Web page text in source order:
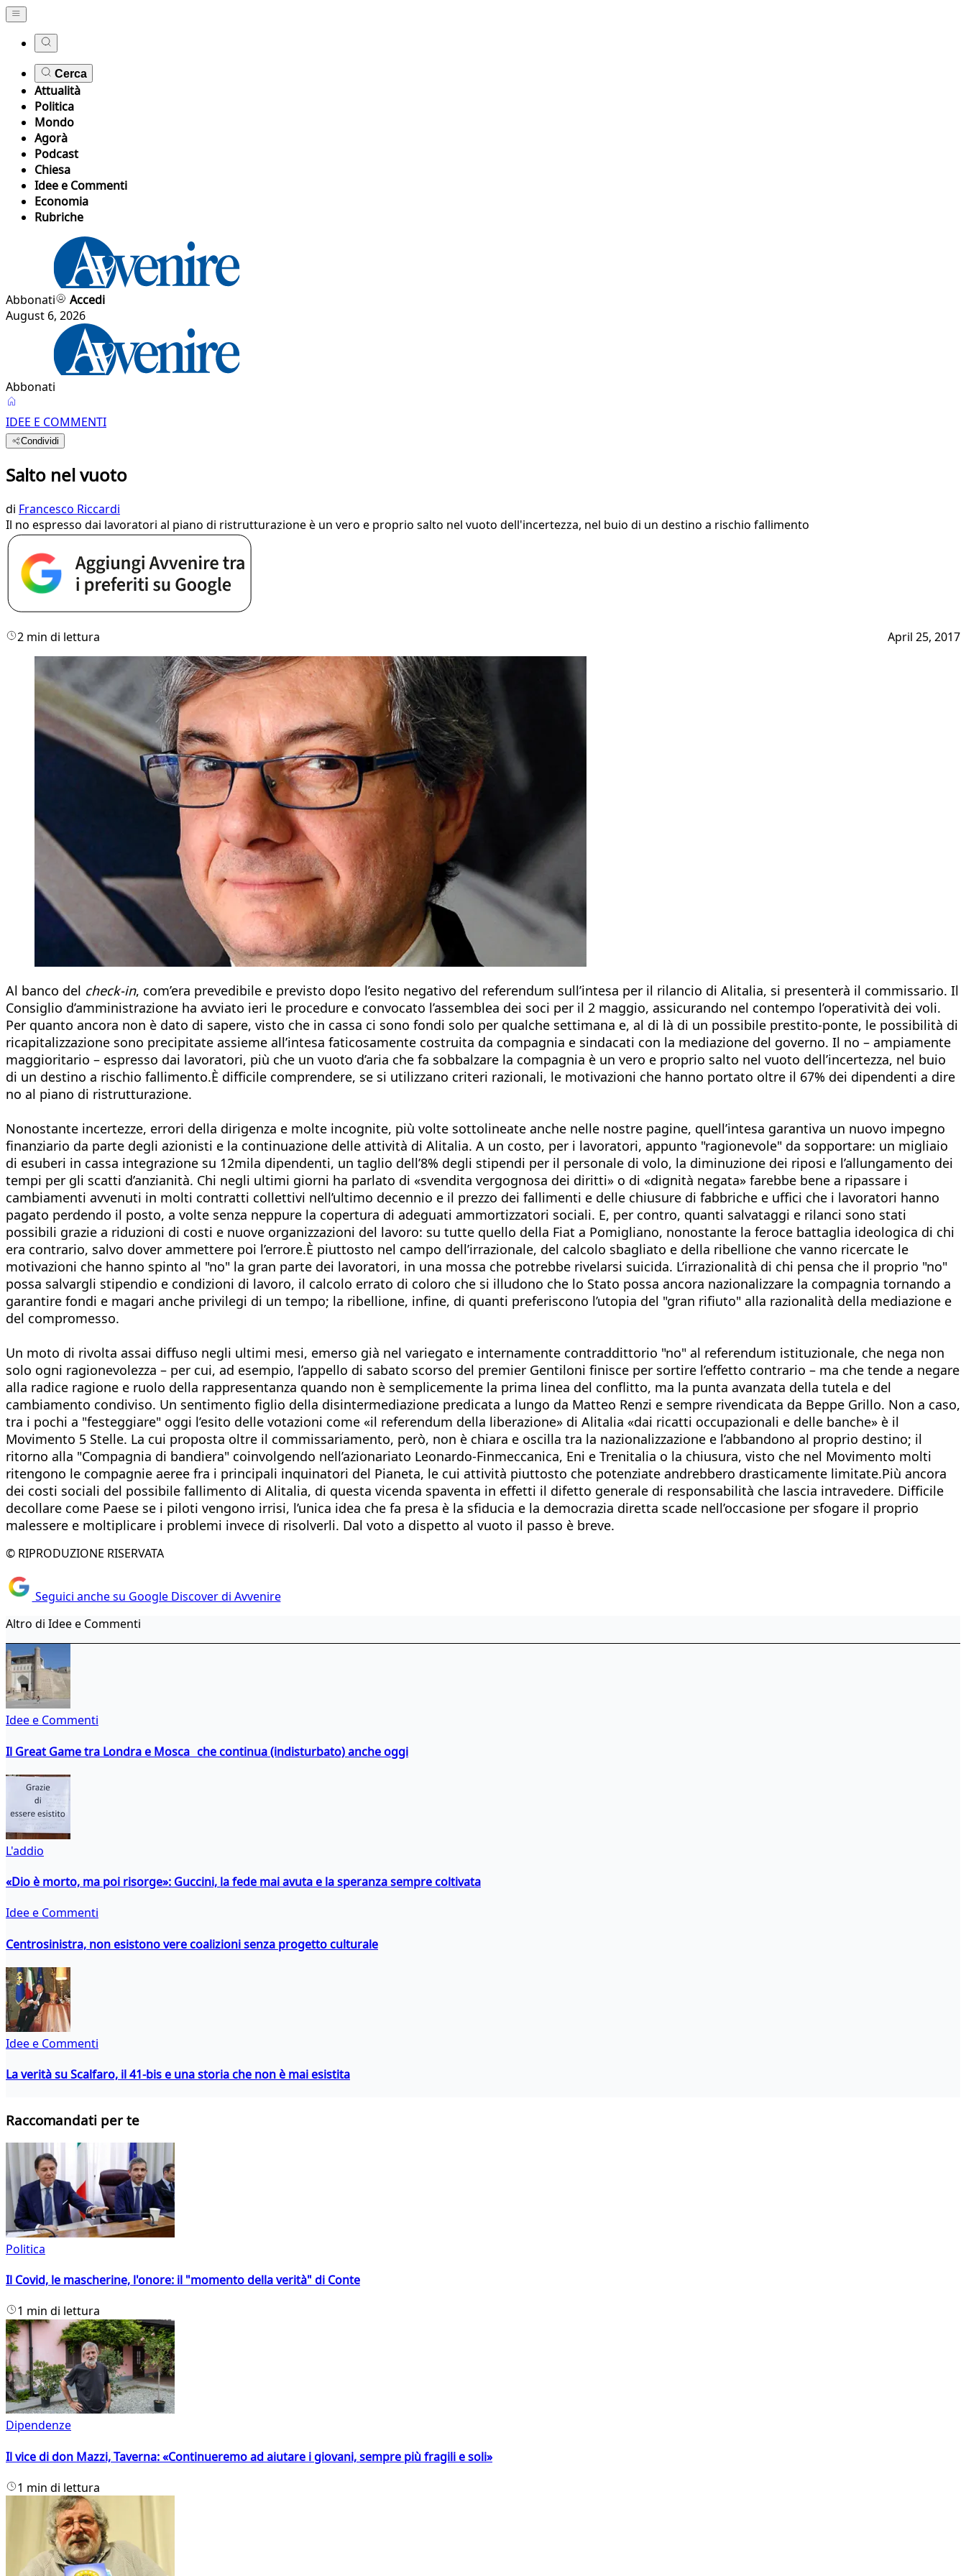
Cerca
Attualità
Politica
Mondo
Agorà
Podcast
Chiesa
Idee e Commenti
Economia
Rubriche
Abbonati
Accedi
August 6, 2026
Abbonati
IDEE E COMMENTI
Condividi
Salto nel vuoto
di Francesco Riccardi
Il no espresso dai lavoratori al piano di ristrutturazione è un vero e proprio salto nel vuoto dell'incertezza, nel buio di un destino a rischio fallimento
2 min di lettura April 25, 2017
Al banco del check-in, com’era prevedibile e previsto dopo l’esito negativo del referendum sull’intesa per il rilancio di Alitalia, si presenterà il commissario. Il
Consiglio d’amministrazione ha avviato ieri le procedure e convocato l’assemblea dei soci per il 2 maggio, assicurando nel contempo l’operatività dei voli.
Per quanto ancora non è dato di sapere, visto che in cassa ci sono fondi solo per qualche settimana e, al di là di un possibile prestito-ponte, le possibilità di
ricapitalizzazione sono precipitate assieme all’intesa faticosamente costruita da compagnia e sindacati con la mediazione del governo. Il no – ampiamente
maggioritario – espresso dai lavoratori, più che un vuoto d’aria che fa sobbalzare la compagnia è un vero e proprio salto nel vuoto dell’incertezza, nel buio
di un destino a rischio fallimento.È difficile comprendere, se si utilizzano criteri razionali, le motivazioni che hanno portato oltre il 67% dei dipendenti a dire
no al piano di ristrutturazione.
Nonostante incertezze, errori della dirigenza e molte incognite, più volte sottolineate anche nelle nostre pagine, quell’intesa garantiva un nuovo impegno
finanziario da parte degli azionisti e la continuazione delle attività di Alitalia. A un costo, per i lavoratori, appunto "ragionevole" da sopportare: un migliaio
di esuberi in cassa integrazione su 12mila dipendenti, un taglio dell’8% degli stipendi per il personale di volo, la diminuzione dei riposi e l’allungamento dei
tempi per gli scatti d’anzianità. Chi negli ultimi giorni ha parlato di «svendita vergognosa dei diritti» o di «dignità negata» farebbe bene a ripassare i
cambiamenti avvenuti in molti contratti collettivi nell’ultimo decennio e il prezzo dei fallimenti e delle chiusure di fabbriche e uffici che i lavoratori hanno
pagato perdendo il posto, a volte senza neppure la copertura di adeguati ammortizzatori sociali. E, per contro, quanti salvataggi e rilanci sono stati
possibili grazie a riduzioni di costi e nuove organizzazioni del lavoro: su tutte quello della Fiat a Pomigliano, nonostante la feroce battaglia ideologica di chi
era contrario, salvo dover ammettere poi l’errore.È piuttosto nel campo dell’irrazionale, del calcolo sbagliato e della ribellione che vanno ricercate le
motivazioni che hanno spinto al "no" la gran parte dei lavoratori, in una mossa che potrebbe rivelarsi suicida. L’irrazionalità di chi pensa che il proprio "no"
possa salvargli stipendio e condizioni di lavoro, il calcolo errato di coloro che si illudono che lo Stato possa ancora nazionalizzare la compagnia tornando a
garantire fondi e magari anche privilegi di un tempo; la ribellione, infine, di quanti preferiscono l’utopia del "gran rifiuto" alla razionalità della mediazione e
del compromesso.
Un moto di rivolta assai diffuso negli ultimi mesi, emerso già nel variegato e internamente contraddittorio "no" al referendum istituzionale, che nega non
solo ogni ragionevolezza – per cui, ad esempio, l’appello di sabato scorso del premier Gentiloni finisce per sortire l’effetto contrario – ma che tende a negare
alla radice ragione e ruolo della rappresentanza quando non è semplicemente la prima linea del conflitto, ma la punta avanzata della tutela e del
cambiamento condiviso. Un sentimento figlio della disintermediazione predicata a lungo da Matteo Renzi e sempre rivendicata da Beppe Grillo. Non a caso,
tra i pochi a "festeggiare" oggi l’esito delle votazioni come «il referendum della liberazione» di Alitalia «dai ricatti occupazionali e delle banche» è il
Movimento 5 Stelle. La cui proposta oltre il commissariamento, però, non è chiara e oscilla tra la nazionalizzazione e l’abbandono al proprio destino; il
ritorno alla "Compagnia di bandiera" coinvolgendo nell’azionariato Leonardo-Finmeccanica, Eni e Trenitalia o la chiusura, visto che nel Movimento molti
ritengono le compagnie aeree fra i principali inquinatori del Pianeta, le cui attività piuttosto che potenziate andrebbero drasticamente limitate.Più ancora
dei costi sociali del possibile fallimento di Alitalia, di questa vicenda spaventa in effetti il difetto generale di responsabilità che lascia intravedere. Difficile
decollare come Paese se i piloti vengono irrisi, l’unica idea che fa presa è la sfiducia e la democrazia diretta scade nell’occasione per sfogare il proprio
malessere e moltiplicare i problemi invece di risolverli. Dal voto a dispetto al vuoto il passo è breve.
© RIPRODUZIONE RISERVATA
Seguici anche su Google Discover di Avvenire
Altro di Idee e Commenti
Idee e Commenti
Il Great Game tra Londra e Mosca che continua (indisturbato) anche oggi
L'addio
«Dio è morto, ma poi risorge»: Guccini, la fede mai avuta e la speranza sempre coltivata
Idee e Commenti
Centrosinistra, non esistono vere coalizioni senza progetto culturale
Idee e Commenti
La verità su Scalfaro, il 41-bis e una storia che non è mai esistita
Raccomandati per te
Politica
Il Covid, le mascherine, l'onore: il "momento della verità" di Conte
1 min di lettura
Dipendenze
Il vice di don Mazzi, Taverna: «Continueremo ad aiutare i giovani, sempre più fragili e soli»
1 min di lettura